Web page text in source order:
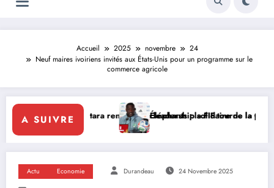
Accueil 2025 novembre
24
Neuf maires ivoiriens invités aux États-Unis pour un programme sur le
commerce agricole
A SUIVRE
renforce le leadership solidaire de la Côte d’Ivoire en
Éléphants : la FIF tourne la page Emerse Faé
Actu Economie Durandeau 24 Novembre 2025